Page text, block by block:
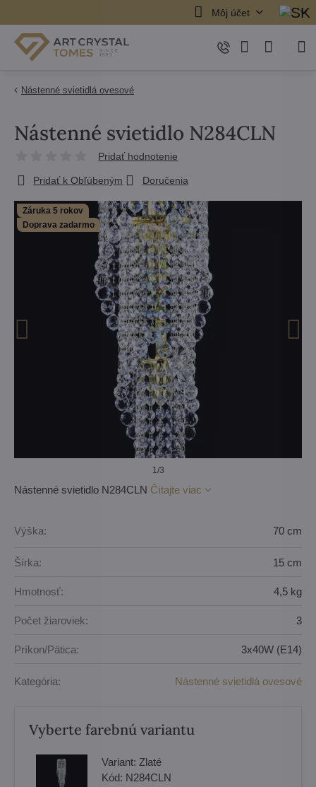
Môj účet
Nástenné svietidlá ovesové
Záruka 5 rokov
Doprava zadarmo
1/3
Nástenné svietidlo N284CLN
Pridať hodnotenie
Pridať k Obľúbeným Doručenia
Nástenné svietidlo N284CLN Čítajte viac
Výška: 70 cm
Šírka: 15 cm
Hmotnosť: 4,5 kg
Počet žiaroviek: 3
Príkon/Pätica: 3x40W (E14)
Kategória: Nástenné svietidlá ovesové
Vyberte farebnú variantu
Variant: Zlaté
Kód: N284CLN